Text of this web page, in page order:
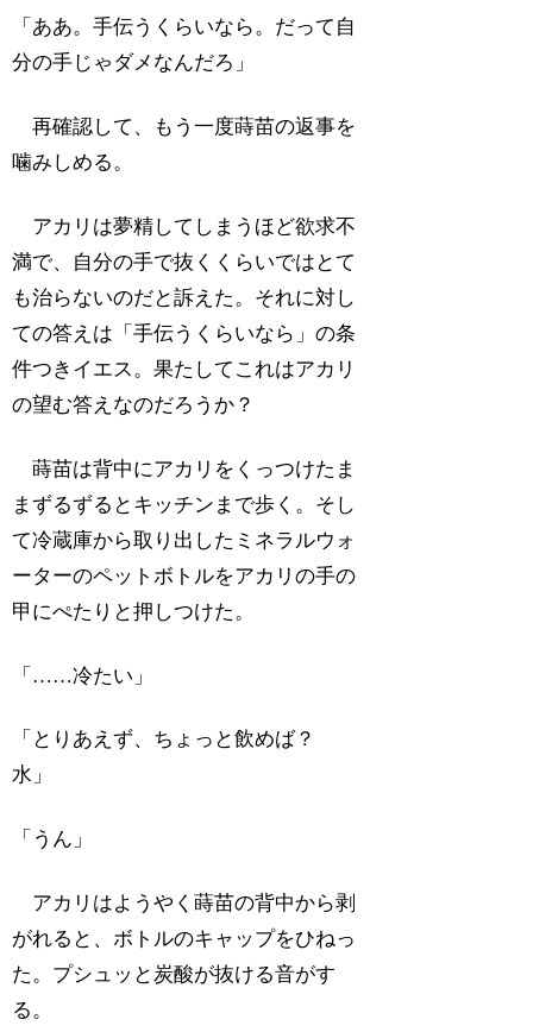
「ああ。手伝うくらいなら。だって自
分の手じゃダメなんだろ」
再確認して、もう一度蒔苗の返事を
噛みしめる。
アカリは夢精してしまうほど欲求不
満で、自分の手で抜くくらいではとて
も治らないのだと訴えた。それに対し
ての答えは「手伝うくらいなら」の条
件つきイエス。果たしてこれはアカリ
の望む答えなのだろうか？
蒔苗は背中にアカリをくっつけたま
まずるずるとキッチンまで歩く。そし
て冷蔵庫から取り出したミネラルウォ
ーターのペットボトルをアカリの手の
甲にぺたりと押しつけた。
「……冷たい」
「とりあえず、ちょっと飲めば？
水」
「うん」
アカリはようやく蒔苗の背中から剥
がれると、ボトルのキャップをひねっ
た。プシュッと炭酸が抜ける音がす
る。